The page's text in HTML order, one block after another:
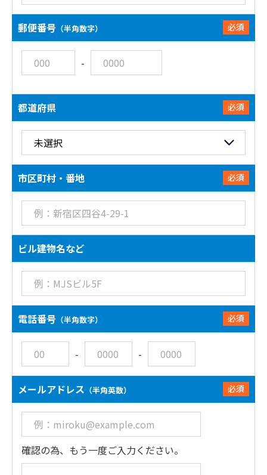
必須
郵便番号 （半角数字）
-
必須
都道府県
必須
市区町村・番地
ビル建物名など
必須
電話番号 （半角数字）
- -
必須
メールアドレス （半角英数）
確認の為、もう一度ご入力ください。